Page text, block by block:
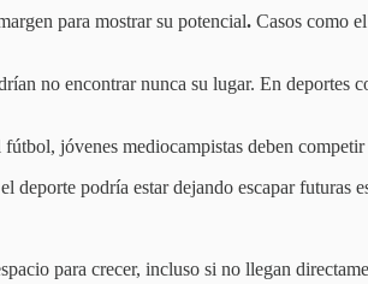
para mostrar su potencial. Casos como
no encontrar nunca su lugar. En deportes
fútbol, jóvenes mediocampistas deben
deporte podría estar dejando escapar futuras
para crecer, incluso si no llegan